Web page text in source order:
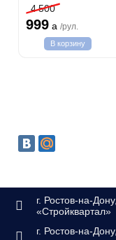
Lamborghini 3
Philipp Plein
Trussardi 6
Вулкано
Иски
Галлинара
Нисида
Черади
Коррадо
Джоконда
Бристар
Bella
Габриэлла
Артади
Концепция 106
Бруно Зофф
Silver
Алессандро
Бриз
Cassanie
4 500
999 a /рул.
В корзину
г. Ростов-на-
«Стройквартал»
г. Ростов-на-